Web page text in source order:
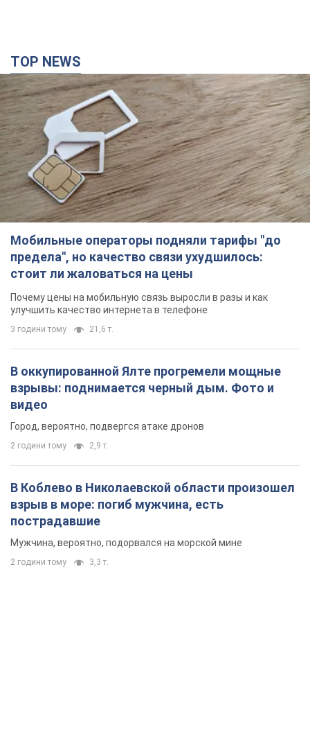
TOP NEWS
Мобильные операторы подняли тарифы "до
предела", но качество связи ухудшилось:
стоит ли жаловаться на цены
Почему цены на мобильную связь выросли в разы и как
улучшить качество интернета в телефоне
3 години тому 21,6 т.
В оккупированной Ялте прогремели мощные
взрывы: поднимается черный дым. Фото и
видео
Город, вероятно, подвергся атаке дронов
2 години тому 2,9 т.
В Коблево в Николаевской области произошел
взрыв в море: погиб мужчина, есть
пострадавшие
Мужчина, вероятно, подорвался на морской мине
2 години тому 3,3 т.